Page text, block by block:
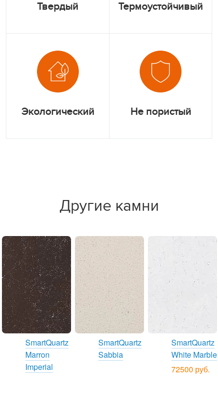
Твердый Термоустойчивый
Экологический Не пористый
Другие камни
SmartQuartz
Marron
Imperial
SmartQuartz
Sabbia
SmartQuartz
White Marble
72500 руб.